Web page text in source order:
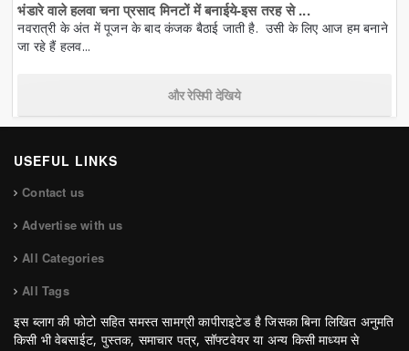
भंडारे वाले हलवा चना प्रसाद मिनटों में बनाईये-इस तरह से ...
नवरात्री के अंत में पूजन के बाद कंजक बैठाई जाती है. उसी के लिए आज हम बनाने
जा रहे हैं हलव...
और रेसिपी देखिये
USEFUL LINKS
Contact us
Advertise with us
All Categories
All Tags
इस ब्लाग की फोटो सहित समस्त सामग्री कापीराइटेड है जिसका बिना लिखित अनुमति
किसी भी वेबसाईट, पुस्तक, समाचार पत्र, सॉफ्टवेयर या अन्य किसी माध्यम से